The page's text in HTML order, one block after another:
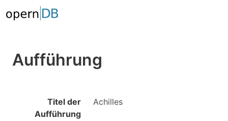
Aufführung
Titel der
Aufführung
Achilles